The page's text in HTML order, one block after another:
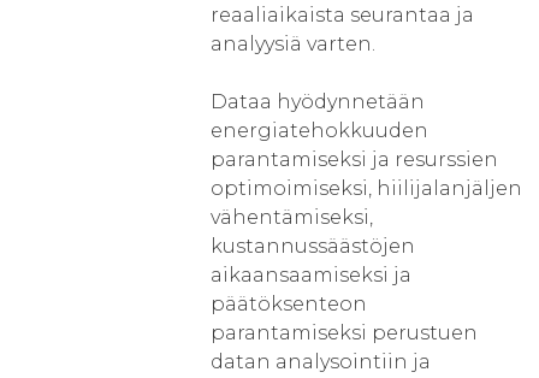
reaaliaikaista seurantaa ja
analyysiä varten.
Dataa hyödynnetään
energiatehokkuuden
parantamiseksi ja resurssien
optimoimiseksi, hiilijalanjäljen
vähentämiseksi,
kustannussäästöjen
aikaansaamiseksi ja
päätöksenteon
parantamiseksi perustuen
datan analysointiin ja